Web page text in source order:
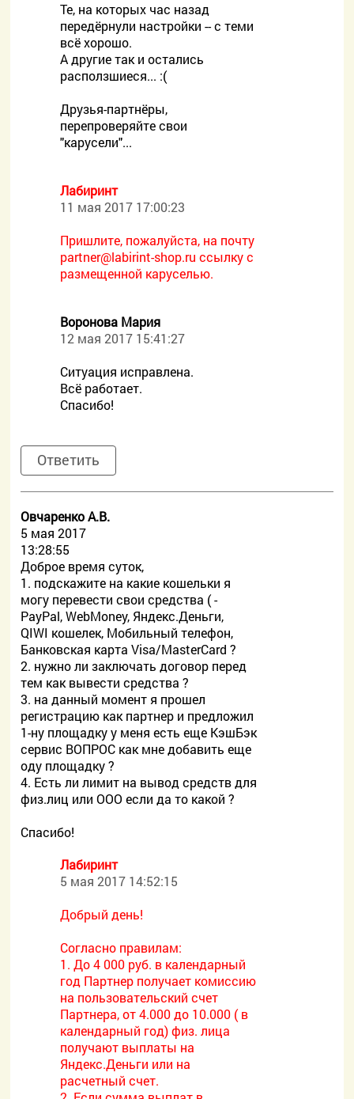
Те, на которых час назад
передёрнули настройки -- с теми
всё хорошо.
А другие так и остались
расползшиеся... :(
Друзья-партнёры,
перепроверяйте свои
"карусели"...
Лабиринт
11 мая 2017 17:00:23
Пришлите, пожалуйста, на почту
partner@labirint-shop.ru ссылку с
размещенной каруселью.
Воронова Мария
12 мая 2017 15:41:27
Ситуация исправлена.
Всё работает.
Спасибо!
Ответить
Овчаренко А.В.
5 мая 2017
13:28:55
Доброе время суток,
1. подскажите на какие кошельки я
могу перевести свои средства ( -
PayPal, WebMoney, Яндекс.Деньги,
QIWI кошелек, Мобильный телефон,
Банковская карта Visa/MasterCard ?
2. нужно ли заключать договор перед
тем как вывести средства ?
3. на данный момент я прошел
регистрацию как партнер и предложил
1-ну площадку у меня есть еще КэшБэк
сервис ВОПРОС как мне добавить еще
оду площадку ?
4. Есть ли лимит на вывод средств для
физ.лиц или ООО если да то какой ?
Спасибо!
Лабиринт
5 мая 2017 14:52:15
Добрый день!
Согласно правилам:
1. До 4 000 руб. в календарный
год Партнер получает комиссию
на пользовательский счет
Партнера, от 4.000 до 10.000 ( в
календарный год) физ. лица
получают выплаты на
Яндекс.Деньги или на
расчетный счет.